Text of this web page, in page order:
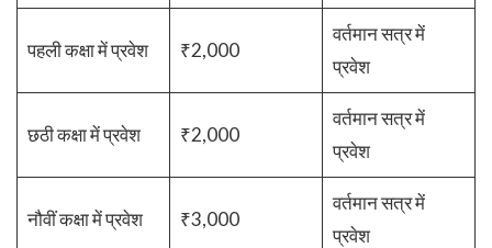
पहली कक्षा में प्रवेश ₹2,000
वर्तमान सत्र में
प्रवेश
छठी कक्षा में प्रवेश ₹2,000
वर्तमान सत्र में
प्रवेश
नौवीं कक्षा में प्रवेश ₹3,000
वर्तमान सत्र में
प्रवेश